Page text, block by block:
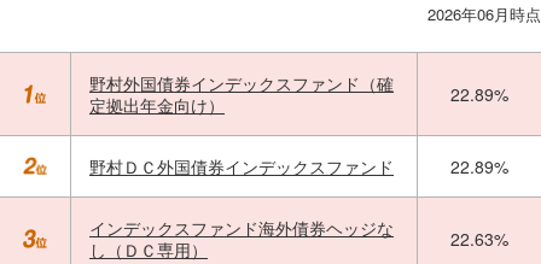
2026年06月時点
野村外国債券インデックスファンド（確
定拠出年金向け）
22.89%
野村ＤＣ外国債券インデックスファンド 22.89%
インデックスファンド海外債券ヘッジな
し（ＤＣ専用）
22.63%